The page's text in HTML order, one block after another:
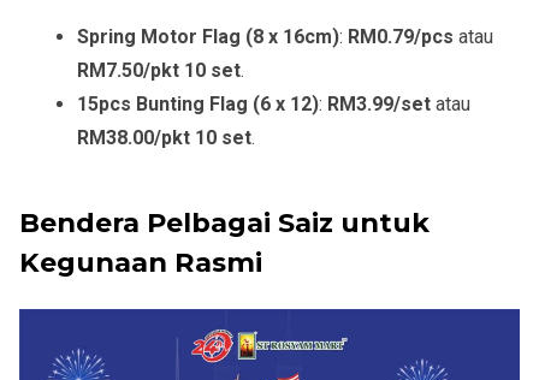
Spring Motor Flag (8 x 16cm): RM0.79/pcs atau
RM7.50/pkt 10 set.
15pcs Bunting Flag (6 x 12): RM3.99/set atau
RM38.00/pkt 10 set.
Bendera Pelbagai Saiz untuk
Kegunaan Rasmi